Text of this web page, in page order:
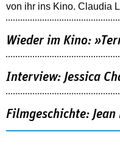
von ihr ins Kino. Claudia
Wieder im Kino:
Interview: Jessica
Filmgeschichte: Jean